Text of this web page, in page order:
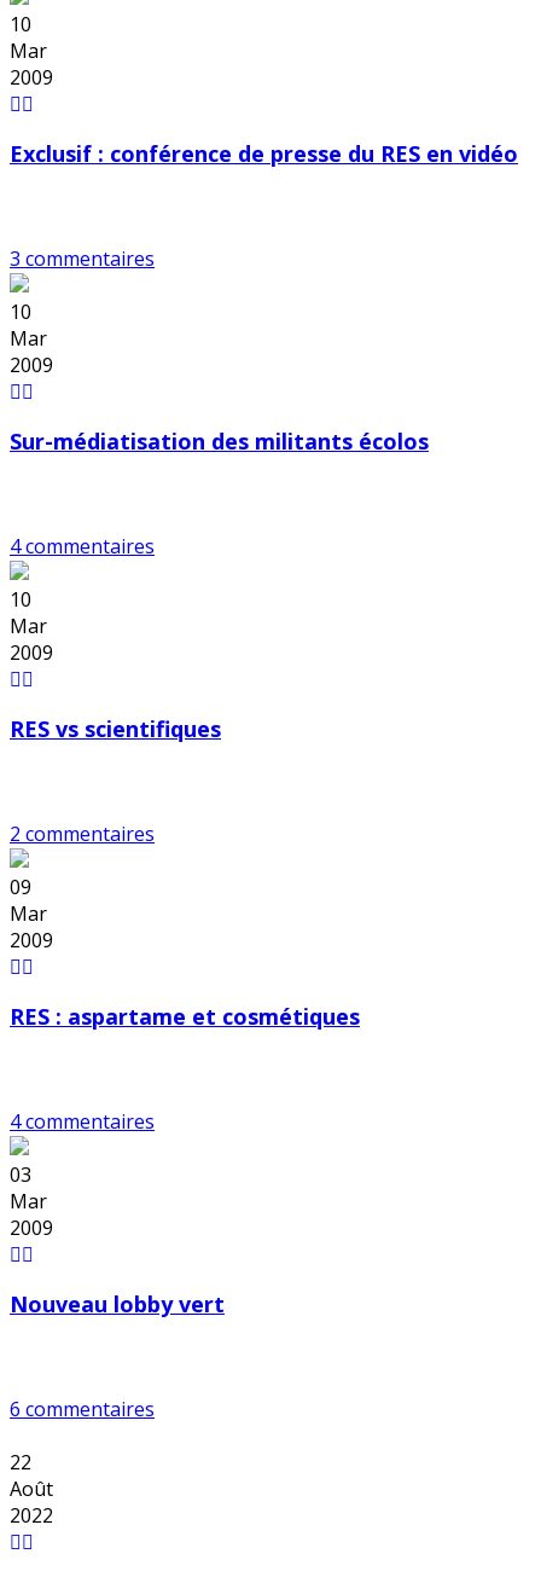
10
Mar
2009
Exclusif : conférence de presse du RES en vidéo
3 commentaires
10
Mar
2009
Sur-médiatisation des militants écolos
4 commentaires
10
Mar
2009
RES vs scientifiques
2 commentaires
09
Mar
2009
RES : aspartame et cosmétiques
4 commentaires
03
Mar
2009
Nouveau lobby vert
6 commentaires
22
Août
2022